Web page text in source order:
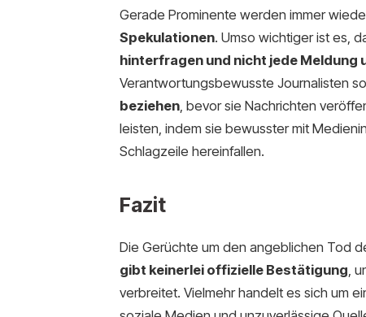
Gerade Prominente werden immer
Spekulationen. Umso wichtiger ist es,
hinterfragen und nicht jede
Verantwortungsbewusste Journalisten
beziehen, bevor sie Nachrichten
leisten, indem sie bewusster mit
Schlagzeile hereinfallen.
Fazit
Die Gerüchte um den angeblichen Tod
gibt keinerlei offizielle Bestätigung ,
verbreitet. Vielmehr handelt es sich um